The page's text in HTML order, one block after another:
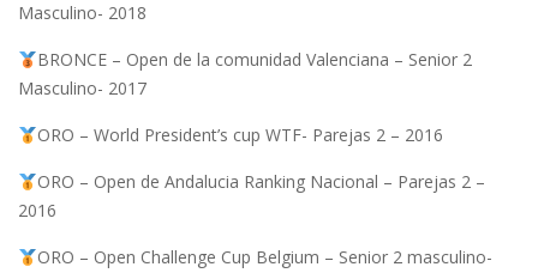
Masculino- 2018
BRONCE – Open de la comunidad Valenciana – Senior 2
Masculino- 2017
ORO – World President’s cup WTF- Parejas 2 – 2016
ORO – Open de Andalucia Ranking Nacional – Parejas 2 –
2016
ORO – Open Challenge Cup Belgium – Senior 2 masculino-